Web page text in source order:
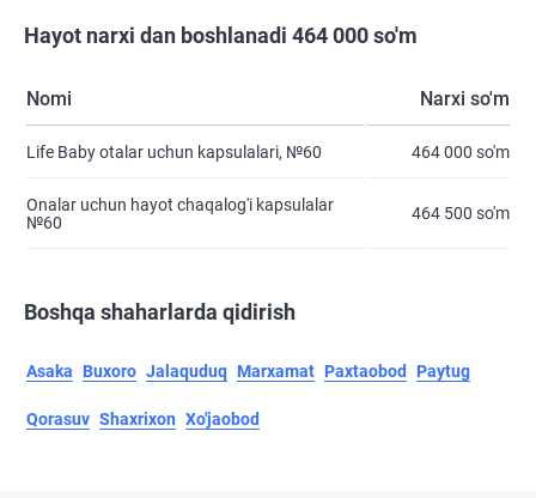
Hayot narxi dan boshlanadi 464 000 so'm
Nomi Narxi so'm
Life Baby otalar uchun kapsulalari, №60 464 000 so'm
Onalar uchun hayot chaqalog'i kapsulalar
№60
464 500 so'm
Boshqa shaharlarda qidirish
Asaka Buxoro Jalaquduq Marxamat Paxtaobod Paytug
Qorasuv Shaxrixon Xo'jaobod